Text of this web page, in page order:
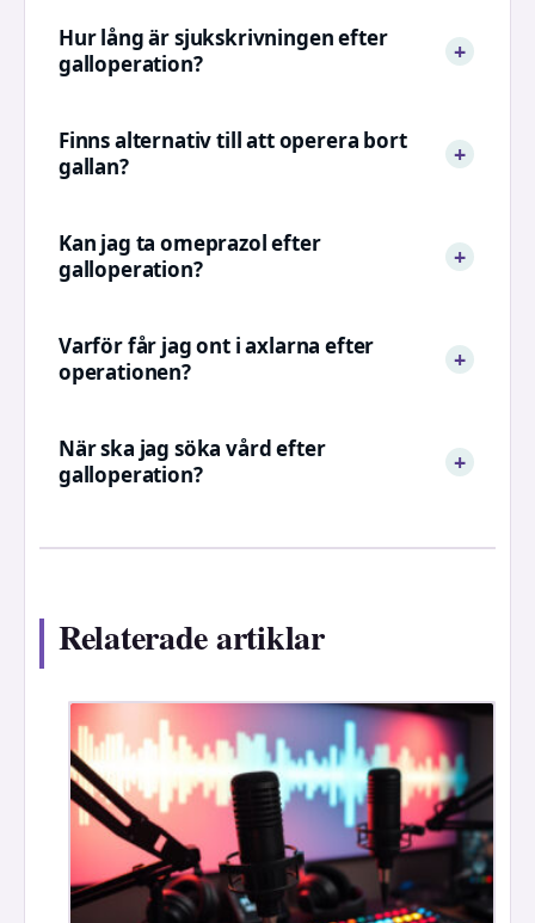
Hur lång är sjukskrivningen efter
galloperation?
Finns alternativ till att operera bort
gallan?
Kan jag ta omeprazol efter
galloperation?
Varför får jag ont i axlarna efter
operationen?
När ska jag söka vård efter
galloperation?
Relaterade artiklar